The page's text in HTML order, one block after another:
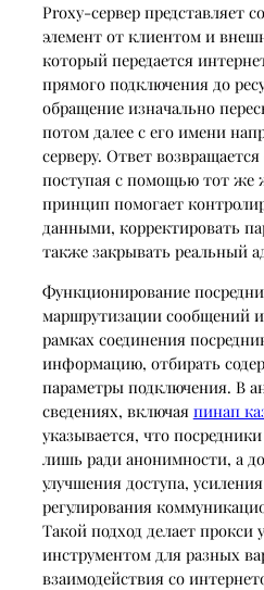
Proxy-сервер представляет
элемент от клиентом и
который передается
прямого подключения до
обращение изначально
потом далее с его имени
серверу. Ответ
поступая с помощью тот же
принцип помогает
данными, корректировать
также закрывать реальный
Функционирование
маршрутизации сообщений
рамках соединения
информацию, отбирать
параметры подключения. В
сведениях, включая пинап
указывается, что
лишь ради анонимности, а
улучшения доступа,
регулирования
Такой подход делает прокси
инструментом для разных
взаимодействия со